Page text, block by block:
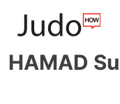
HAMAD